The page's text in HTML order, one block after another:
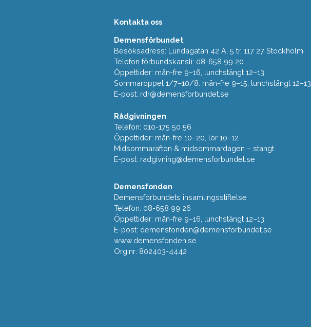
Kontakta oss
Demensförbundet
Besöksadress: Lundagatan 42 A, 5 tr, 117 27 Stockholm
Telefon förbundskansli: 08-658 99 20
Öppettider: mån-fre 9–16, lunchstängt 12–13
Sommaröppet 1/7–10/8: mån-fre 9–15, lunchstängt 12–13
E-post: rdr@demensforbundet.se
Rådgivningen
Telefon: 010-175 50 56
Öppettider: mån-fre 10–20, lör 10–12
Midsommarafton & midsommardagen – stängt
E-post: radgivning@demensforbundet.se
Demensfonden
Demensförbundets insamlingsstiftelse
Telefon: 08-658 99 26
Öppettider: mån-fre 9–16, lunchstängt 12–13
E-post: demensfonden@demensforbundet.se
www.demensfonden.se
Org.nr: 802403-4442